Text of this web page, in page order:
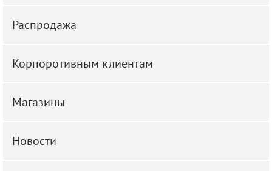
Распродажа
Корпоротивным клиентам
Магазины
Новости